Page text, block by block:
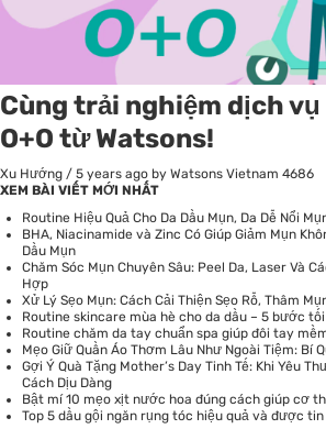
Cùng trải nghiệm dịch vụ
O+O từ Watsons!
Xu Hướng / 5 years ago by Watsons Vietnam 4686
XEM BÀI VIẾT MỚI NHẤT
Routine Hiệu Quả Cho Da Dầu Mụn, Da Dễ Nổi
BHA, Niacinamide và Zinc Có Giúp Giảm Mụn
Dầu Mụn
Chăm Sóc Mụn Chuyên Sâu: Peel Da, Laser Và
Hợp
Xử Lý Sẹo Mụn: Cách Cải Thiện Sẹo Rỗ, Thâm
Routine skincare mùa hè cho da dầu – 5 bước
Routine chăm da tay chuẩn spa giúp đôi tay
Mẹo Giữ Quần Áo Thơm Lâu Như Ngoài Tiệm: Bí
Gợi Ý Quà Tặng Mother’s Day Tinh Tế: Khi Yêu
Cách Dịu Dàng
Bật mí 10 mẹo xịt nước hoa đúng cách giúp cơ
Top 5 dầu gội ngăn rụng tóc hiệu quả và được